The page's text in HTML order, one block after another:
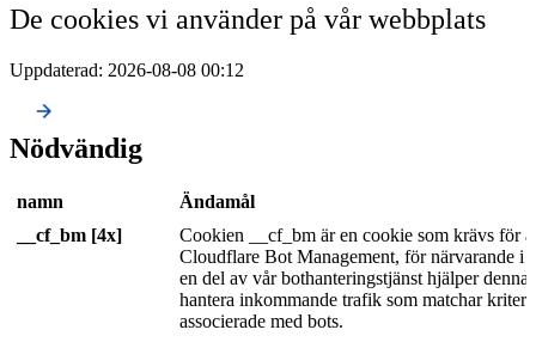
De cookies vi använder på vår webbplats
Uppdaterad: 2026-08-08 00:12
Nödvändig
namn
Ändamål
__cf_bm [4x]
Cookien __cf_bm är en cookie som krävs för
Cloudflare Bot Management, för närvarande i
en del av vår bothanteringstjänst hjälper denna
hantera inkommande trafik som matchar
associerade med bots.